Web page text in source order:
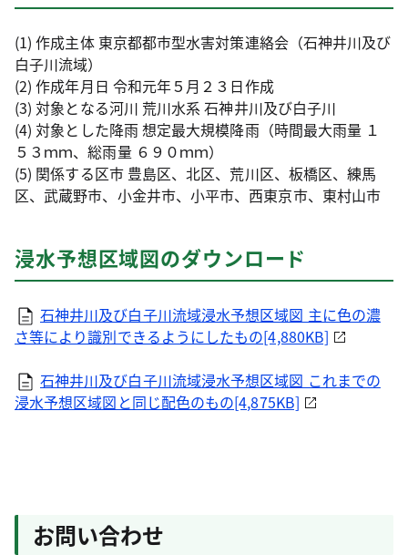
(1) 作成主体 東京都都市型水害対策連絡会（石神井川及び
白子川流域）
(2) 作成年月日 令和元年５月２３日作成
(3) 対象となる河川 荒川水系 石神井川及び白子川
(4) 対象とした降雨 想定最大規模降雨（時間最大雨量 １
５３ｍｍ、総雨量 ６９０ｍｍ）
(5) 関係する区市 豊島区、北区、荒川区、板橋区、練馬
区、武蔵野市、小金井市、小平市、西東京市、東村山市
浸水予想区域図のダウンロード
石神井川及び白子川流域浸水予想区域図 主に色の濃
さ等により識別できるようにしたもの[4,880KB]
石神井川及び白子川流域浸水予想区域図 これまでの
浸水予想区域図と同じ配色のもの[4,875KB]
お問い合わせ